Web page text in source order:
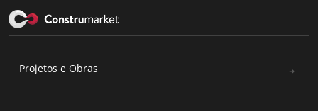
Projetos e Obras